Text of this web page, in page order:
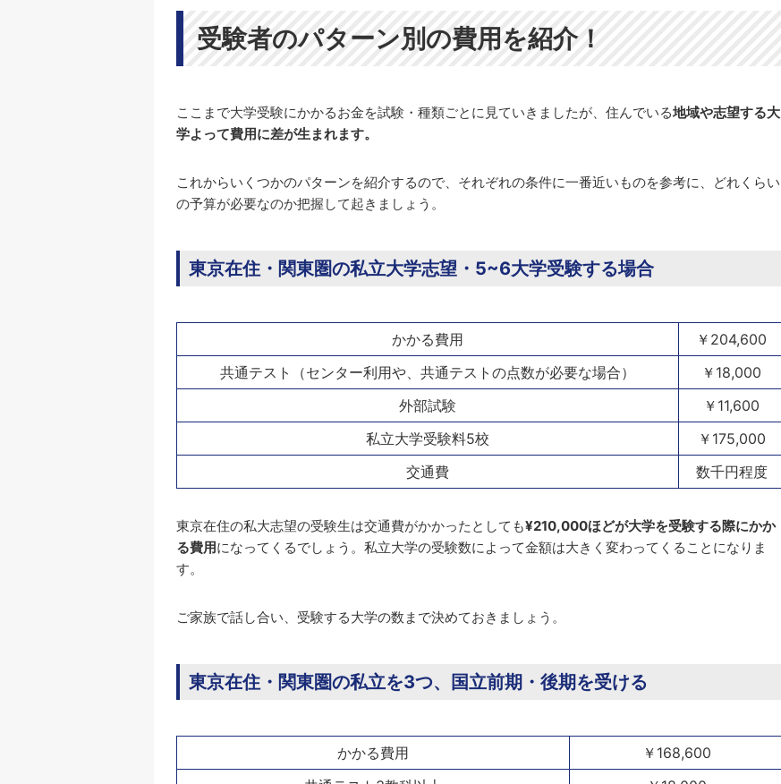
受験者のパターン別の費用を紹介！
ここまで大学受験にかかるお金を試験・種類ごとに見ていきましたが、住んでいる地域や志望する大
学よって費用に差が生まれます。
これからいくつかのパターンを紹介するので、それぞれの条件に一番近いものを参考に、どれくらい
の予算が必要なのか把握して起きましょう。
東京在住・関東圏の私立大学志望・5~6大学受験する場合
かかる費用
￥204,600
共通テスト（センター利用や、共通テストの点数が必要な場合）
￥18,000
外部試験
￥11,600
私立大学受験料5校
￥175,000
交通費
数千円程度
東京在住の私大志望の受験生は交通費がかかったとしても¥210,000ほどが大学を受験する際にかか
る費用になってくるでしょう。私立大学の受験数によって金額は大きく変わってくることになりま
す。
ご家族で話し合い、受験する大学の数まで決めておきましょう。
東京在住・関東圏の私立を3つ、国立前期・後期を受ける
かかる費用
￥168,600